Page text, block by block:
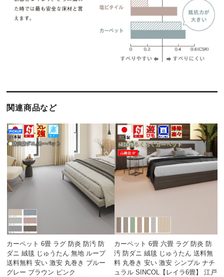
関連商品など
カーペット 6畳 ラグ 防炎 防汚 防
ダニ 絨毯 じゅうたん 無地 ループ
送料無料 安い 激安 丸巻き ブルー
グレー ブラウン ピンク
カーペット 6畳 六畳 ラグ 防炎 防
汚 防ダニ 絨毯 じゅうたん 送料無
料 丸巻き 安い 激安 シンプル ナチ
ュラル SINCOL【レイラ6畳】 江戸